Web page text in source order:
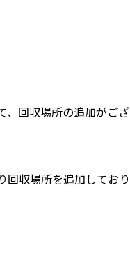
、回収場所の追加がござ
回収場所を追加しており